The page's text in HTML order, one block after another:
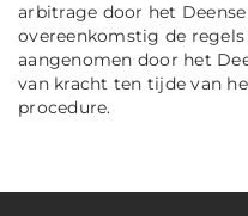
arbitrage door het
overeenkomstig de
aangenomen door het
van kracht ten tijde van
procedure.